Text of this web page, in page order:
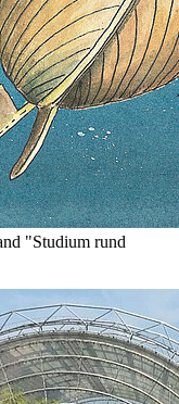
"Studium rund